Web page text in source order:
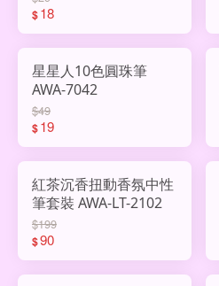
$18
星星人10色圓珠筆
AWA-7042
$49
$19
紅茶沉香扭動香氛中性
筆套裝 AWA-LT-2102
$199
$90